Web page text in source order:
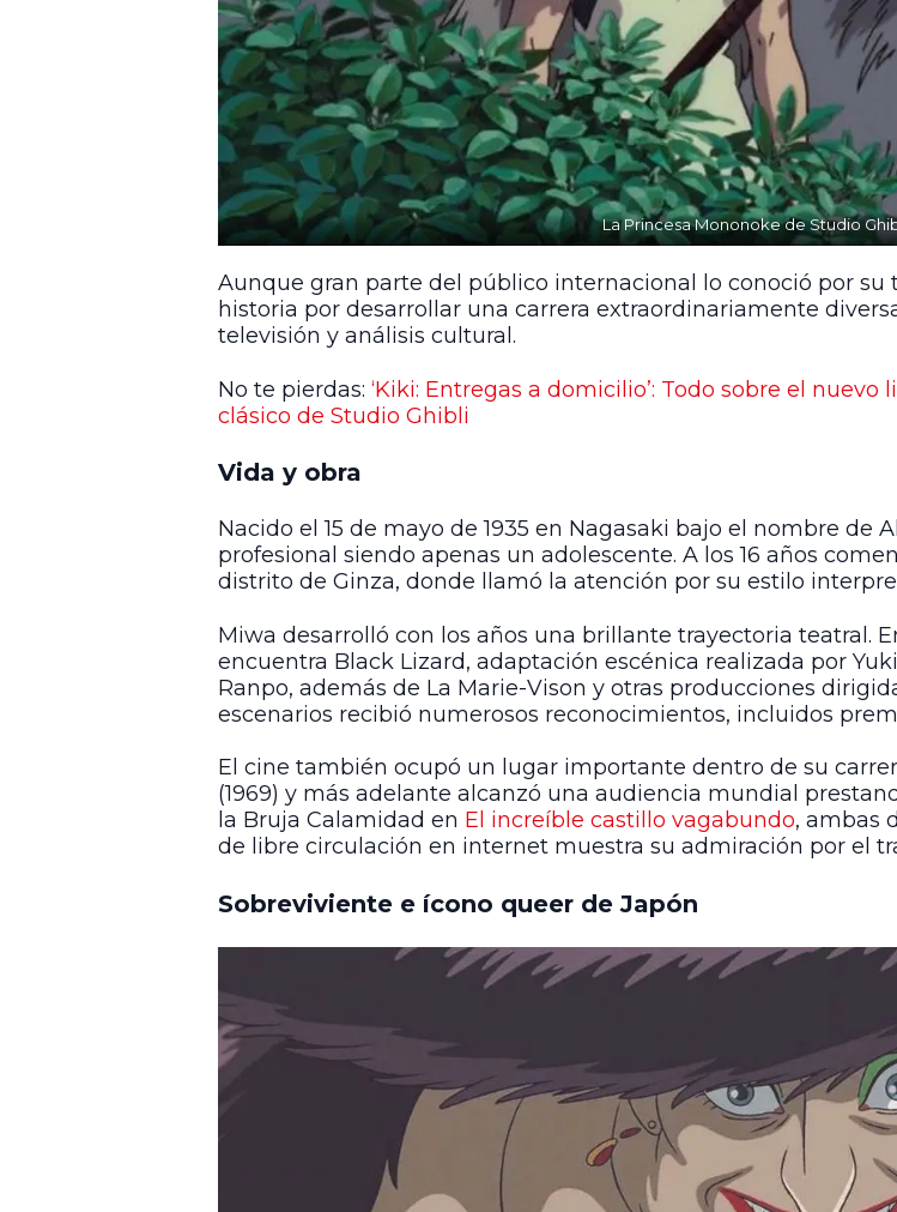
La Princesa Mononoke de Studio
Aunque gran parte del público internacional lo conoció por su
historia por desarrollar una carrera extraordinariamente
televisión y análisis cultural.
No te pierdas: ‘Kiki: Entregas a domicilio’: Todo sobre el
clásico de Studio Ghibli
Vida y obra
Nacido el 15 de mayo de 1935 en Nagasaki bajo el nombre de
profesional siendo apenas un adolescente. A los 16 años
distrito de Ginza, donde llamó la atención por su estilo
Miwa desarrolló con los años una brillante trayectoria teatral.
encuentra Black Lizard, adaptación escénica realizada por
Ranpo, además de La Marie-Vison y otras producciones
escenarios recibió numerosos reconocimientos, incluidos
El cine también ocupó un lugar importante dentro de su
(1969) y más adelante alcanzó una audiencia mundial
la Bruja Calamidad en El increíble castillo vagabundo, ambas
de libre circulación en internet muestra su admiración por el
Sobreviviente e ícono queer de Japón